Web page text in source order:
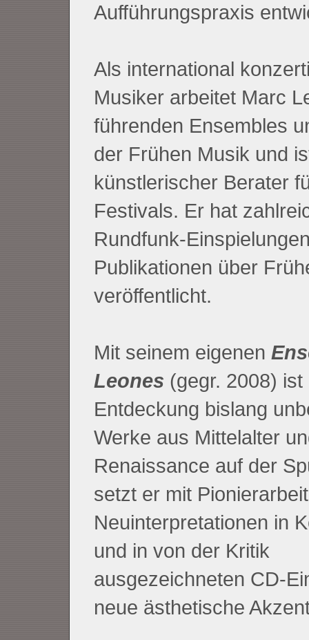
Aufführungspraxis
Als international
Musiker arbeitet Marc
führenden Ensembles
der Frühen Musik und
künstlerischer Berater
Festivals. Er hat
Rundfunk-
Publikationen über
veröffentlicht.
Mit seinem eigenen
Leones (gegr. 2008) ist
Entdeckung bislang
Werke aus Mittelalter
Renaissance auf der
setzt er mit
Neuinterpretationen in
und in von der Kritik
ausgezeichneten CD-
neue ästhetische